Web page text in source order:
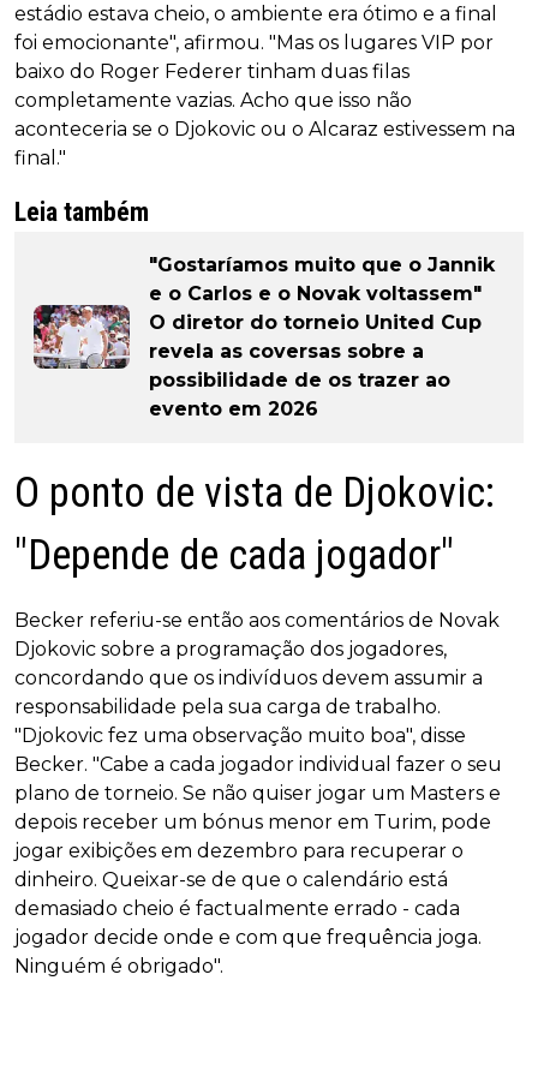
estádio estava cheio, o ambiente era ótimo e a final
foi emocionante", afirmou. "Mas os lugares VIP por
baixo do Roger Federer tinham duas filas
completamente vazias. Acho que isso não
aconteceria se o Djokovic ou o Alcaraz estivessem na
final."
Leia também
"Gostaríamos muito que o Jannik
e o Carlos e o Novak voltassem"
O diretor do torneio United Cup
revela as coversas sobre a
possibilidade de os trazer ao
evento em 2026
O ponto de vista de Djokovic:
"Depende de cada jogador"
Becker referiu-se então aos comentários de Novak
Djokovic sobre a programação dos jogadores,
concordando que os indivíduos devem assumir a
responsabilidade pela sua carga de trabalho.
"Djokovic fez uma observação muito boa", disse
Becker. "Cabe a cada jogador individual fazer o seu
plano de torneio. Se não quiser jogar um Masters e
depois receber um bónus menor em Turim, pode
jogar exibições em dezembro para recuperar o
dinheiro. Queixar-se de que o calendário está
demasiado cheio é factualmente errado - cada
jogador decide onde e com que frequência joga.
Ninguém é obrigado".